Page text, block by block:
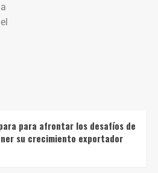
para afrontar los desafíos de
su crecimiento exportador